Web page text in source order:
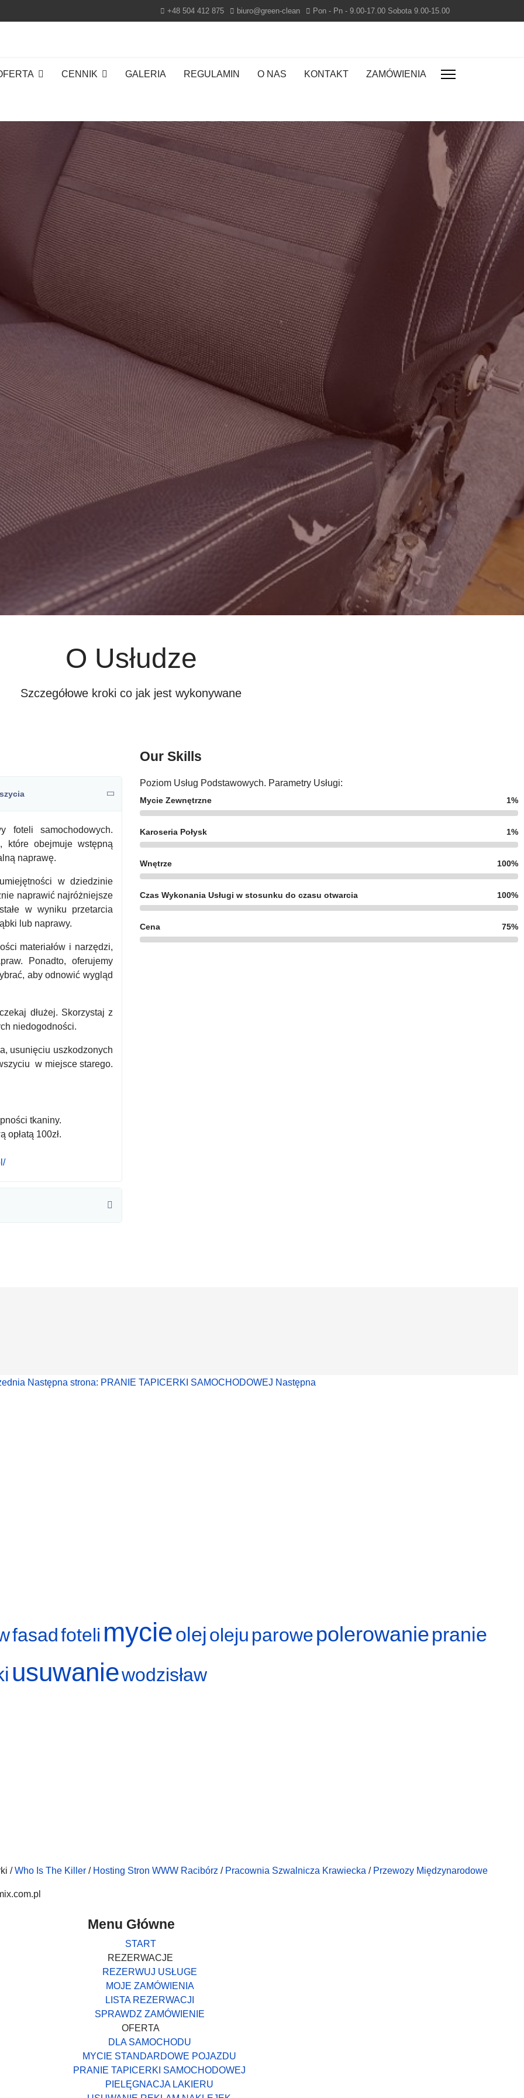
+48 504 412 875 biuro@green-clean Pon - Pn - 9.00-17.00 Sobota 9.00-15.00
CENNIK GALERIA REGULAMIN O NAS KONTAKT ZAMÓWIENIA
O Usłudze
Szczegółowe kroki co jak jest wykonywane
foteli samochodowych.
które obejmuje wstępną
naprawę.
w dziedzinie
naprawić najróżniejsze
w wyniku przetarcia
lub naprawy.
materiałów i narzędzi,
Ponadto, oferujemy
aby odnowić wygląd
dłużej. Skorzystaj z
niedogodności.
usunięciu uszkodzonych
w miejsce starego.
tkaniny.
opłatą 100zł.
Our Skills
Poziom Usług Podstawowych. Parametry Usługi:
Mycie Zewnętrzne 1%
Karoseria Połysk 1%
Wnętrze 100%
Czas Wykonania Usługi w stosunku do czasu otwarcia 100%
Cena 75%
Następna strona: PRANIE TAPICERKI SAMOCHODOWEJ Następna
fasadfoteli mycieolejoleju parowepolerowaniepranie
usuwaniewodzisław
/Who Is The Killer/ Hosting Stron WWW Racibórz / Pracownia Szwalnicza Krawiecka / Przewozy Międzynarodowe
Menu Główne
START
REZERWACJE
REZERWUJ USŁUGE
MOJE ZAMÓWIENIA
LISTA REZERWACJI
SPRAWDZ ZAMÓWIENIE
OFERTA
DLA SAMOCHODU
MYCIE STANDARDOWE POJAZDU
PRANIE TAPICERKI SAMOCHODOWEJ
PIELĘGNACJA LAKIERU